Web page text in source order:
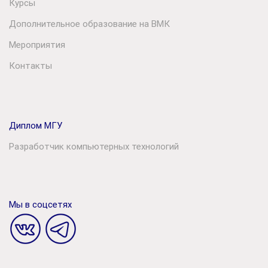
Курсы
Дополнительное образование на ВМК
Мероприятия
Контакты
Диплом МГУ
Разработчик компьютерных технологий
Мы в соцсетях